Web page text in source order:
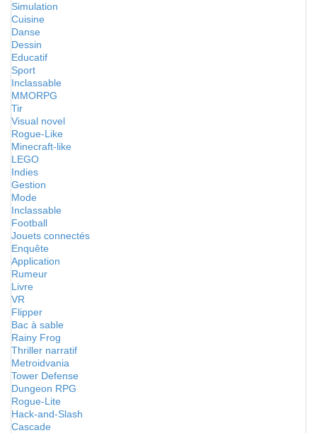
Simulation
Cuisine
Danse
Dessin
Educatif
Sport
Inclassable
MMORPG
Tir
Visual novel
Rogue-Like
Minecraft-like
LEGO
Indies
Gestion
Mode
Inclassable
Football
Jouets connectés
Enquête
Application
Rumeur
Livre
VR
Flipper
Bac à sable
Rainy Frog
Thriller narratif
Metroidvania
Tower Defense
Dungeon RPG
Rogue-Lite
Hack-and-Slash
Cascade